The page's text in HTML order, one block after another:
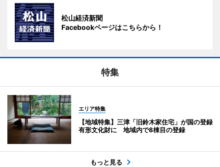
松山経済新聞
Facebookページはこちらから！
特集
エリア特集
【地域特集】三津「旧鈴木家住宅」が国の登録
有形文化財に 地域内で8棟目の登録
もっと見る